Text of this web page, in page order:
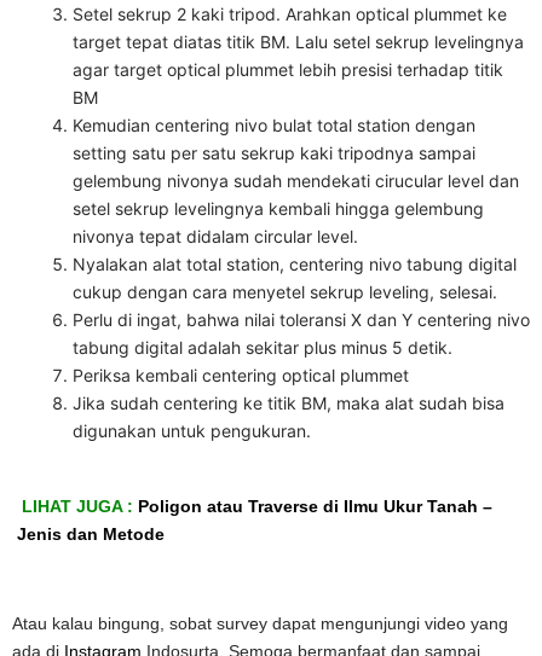
Setel sekrup 2 kaki tripod. Arahkan optical plummet ke
target tepat diatas titik BM. Lalu setel sekrup levelingnya
agar target optical plummet lebih presisi terhadap titik
BM
Kemudian centering nivo bulat total station dengan
setting satu per satu sekrup kaki tripodnya sampai
gelembung nivonya sudah mendekati cirucular level dan
setel sekrup levelingnya kembali hingga gelembung
nivonya tepat didalam circular level.
Nyalakan alat total station, centering nivo tabung digital
cukup dengan cara menyetel sekrup leveling, selesai.
Perlu di ingat, bahwa nilai toleransi X dan Y centering nivo
tabung digital adalah sekitar plus minus 5 detik.
Periksa kembali centering optical plummet
Jika sudah centering ke titik BM, maka alat sudah bisa
digunakan untuk pengukuran.
LIHAT JUGA : Poligon atau Traverse di Ilmu Ukur Tanah –
Jenis dan Metode
Atau kalau bingung, sobat survey dapat mengunjungi video yang
ada di Instagram Indosurta. Semoga bermanfaat dan sampai